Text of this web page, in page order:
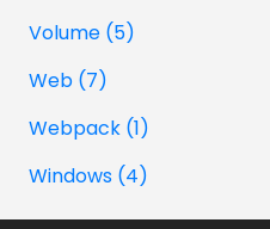
Volume (5)
Web (7)
Webpack (1)
Windows (4)